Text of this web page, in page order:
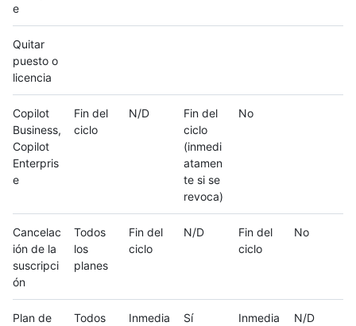
e
Quitar
puesto o
licencia
Copilot
Business,
Copilot
Enterpris
e
Fin del
ciclo
N/D
Fin del
ciclo
(inmedi
atamen
te si se
revoca)
No
Cancelac
ión de la
suscripci
ón
Todos
los
planes
Fin del
ciclo
N/D
Fin del
ciclo
No
Plan de
Todos
Inmedia
Sí
Inmedia
N/D